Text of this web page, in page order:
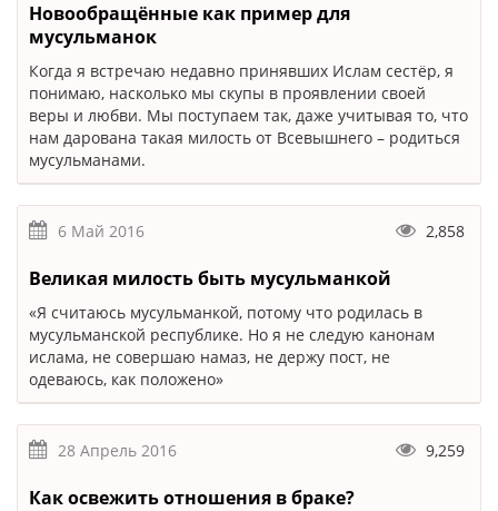
Новообращённые как пример для
мусульманок
Когда я встречаю недавно принявших Ислам сестёр, я
понимаю, насколько мы скупы в проявлении своей
веры и любви. Мы поступаем так, даже учитывая то, что
нам дарована такая милость от Всевышнего – родиться
мусульманами.
6 Май 2016 2,858
Великая милость быть мусульманкой
«Я считаюсь мусульманкой, потому что родилась в
мусульманской республике. Но я не следую канонам
ислама, не совершаю намаз, не держу пост, не
одеваюсь, как положено»
28 Апрель 2016 9,259
Как освежить отношения в браке?